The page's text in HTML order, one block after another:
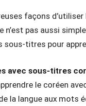
façons
pas aussi
sous-titres pour
avec sous-titres
le coréen
la langue aux mots